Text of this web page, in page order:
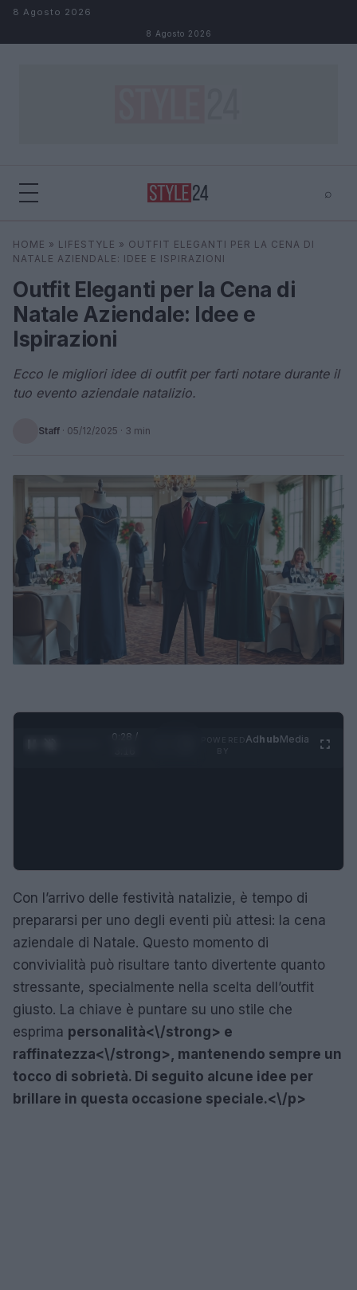
Salta al contenuto
8 Agosto 2026
8 Agosto 2026
⌕
Cerca ⌕
HOME » LIFESTYLE » OUTFIT ELEGANTI PER LA CENA DI
NATALE AZIENDALE: IDEE E ISPIRAZIONI
Outfit Eleganti per la Cena di
Natale Aziendale: Idee e
Ispirazioni
Ecco le migliori idee di outfit per farti notare durante il
tuo evento aziendale natalizio.
Staff · 05/12/2025 · 3 min
0:29 /
AdhubMedia
Con l’arrivo delle festività natalizie, è tempo di
prepararsi per uno degli eventi più attesi: la cena
aziendale di Natale. Questo momento di
convivialità può risultare tanto divertente quanto
stressante, specialmente nella scelta dell’outfit
giusto. La chiave è puntare su uno stile che
esprima personalità<\/strong> e
raffinatezza<\/strong>, mantenendo sempre un
tocco di sobrietà. Di seguito alcune idee per
brillare in questa occasione speciale.<\/p>